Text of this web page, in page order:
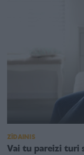
ZĪDAINIS
Vai tu pareizi turi